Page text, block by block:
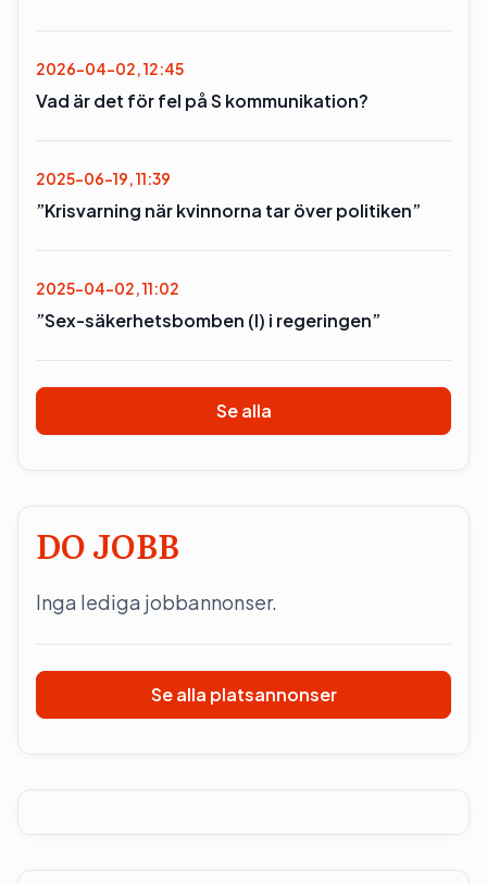
2026-04-02, 12:45
Vad är det för fel på S kommunikation?
2025-06-19, 11:39
”Krisvarning när kvinnorna tar över politiken”
2025-04-02, 11:02
”Sex-säkerhetsbomben (l) i regeringen”
Se alla
DO JOBB
Inga lediga jobbannonser.
Se alla platsannonser